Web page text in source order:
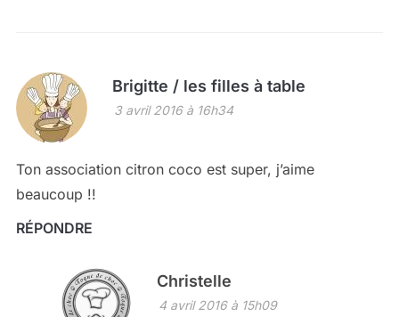
Brigitte / les filles à table
3 avril 2016 à 16h34
Ton association citron coco est super, j’aime
beaucoup !!
RÉPONDRE
Christelle
4 avril 2016 à 15h09